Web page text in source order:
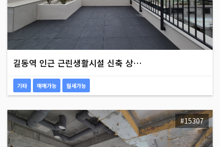
길동역 인근 근린생활시설 신축 상…
기타 매매가능 월세가능
#15307